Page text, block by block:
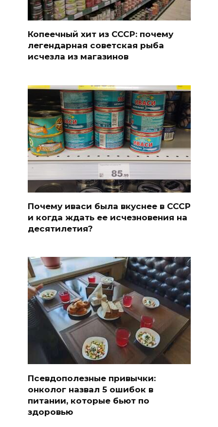
Копеечный хит из СССР: почему
легендарная советская рыба
исчезла из магазинов
Почему иваси была вкуснее в СССР
и когда ждать ее исчезновения на
десятилетия?
Псевдополезные привычки:
онколог назвал 5 ошибок в
питании, которые бьют по
здоровью